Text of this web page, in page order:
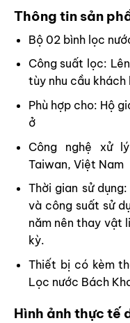
Thông tin sản
Bộ 02 bình lọc
Công suất lọc:
tùy nhu cầu khách
Phù hợp cho: Hộ
ở
Công nghệ xử
Taiwan, Việt Nam
Thời gian sử
và công suất sử
năm nên thay vật
kỳ.
Thiết bị có kèm
Lọc nước Bách
Hình ảnh thực tế